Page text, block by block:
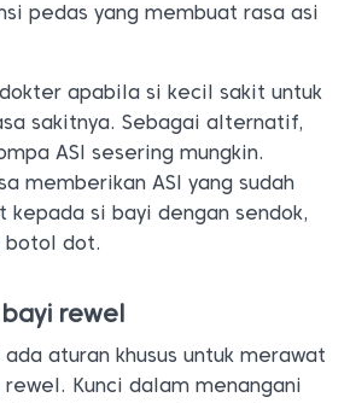
pedas yang membuat rasa asi
apabila si kecil sakit untuk
sakitnya. Sebagai alternatif,
ASI sesering mungkin.
memberikan ASI yang sudah
si bayi dengan sendok,
dot.
rewel
aturan khusus untuk merawat
Kunci dalam menangani